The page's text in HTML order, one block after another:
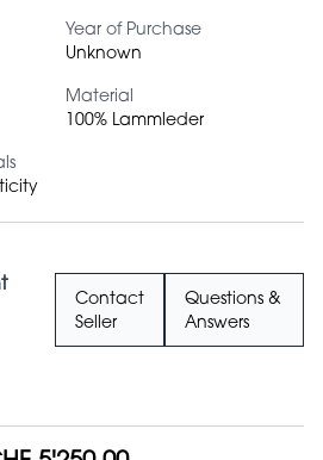
Year of Purchase
Unknown
Material
100% Lammleder
Contact
Seller
Questions &
Answers